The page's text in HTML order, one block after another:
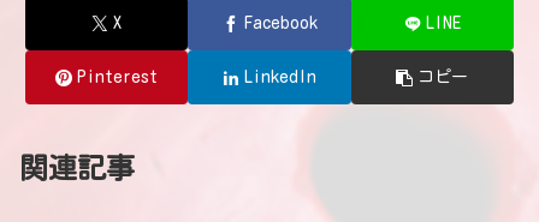
X Facebook LINE
Pinterest LinkedIn コピー
関連記事